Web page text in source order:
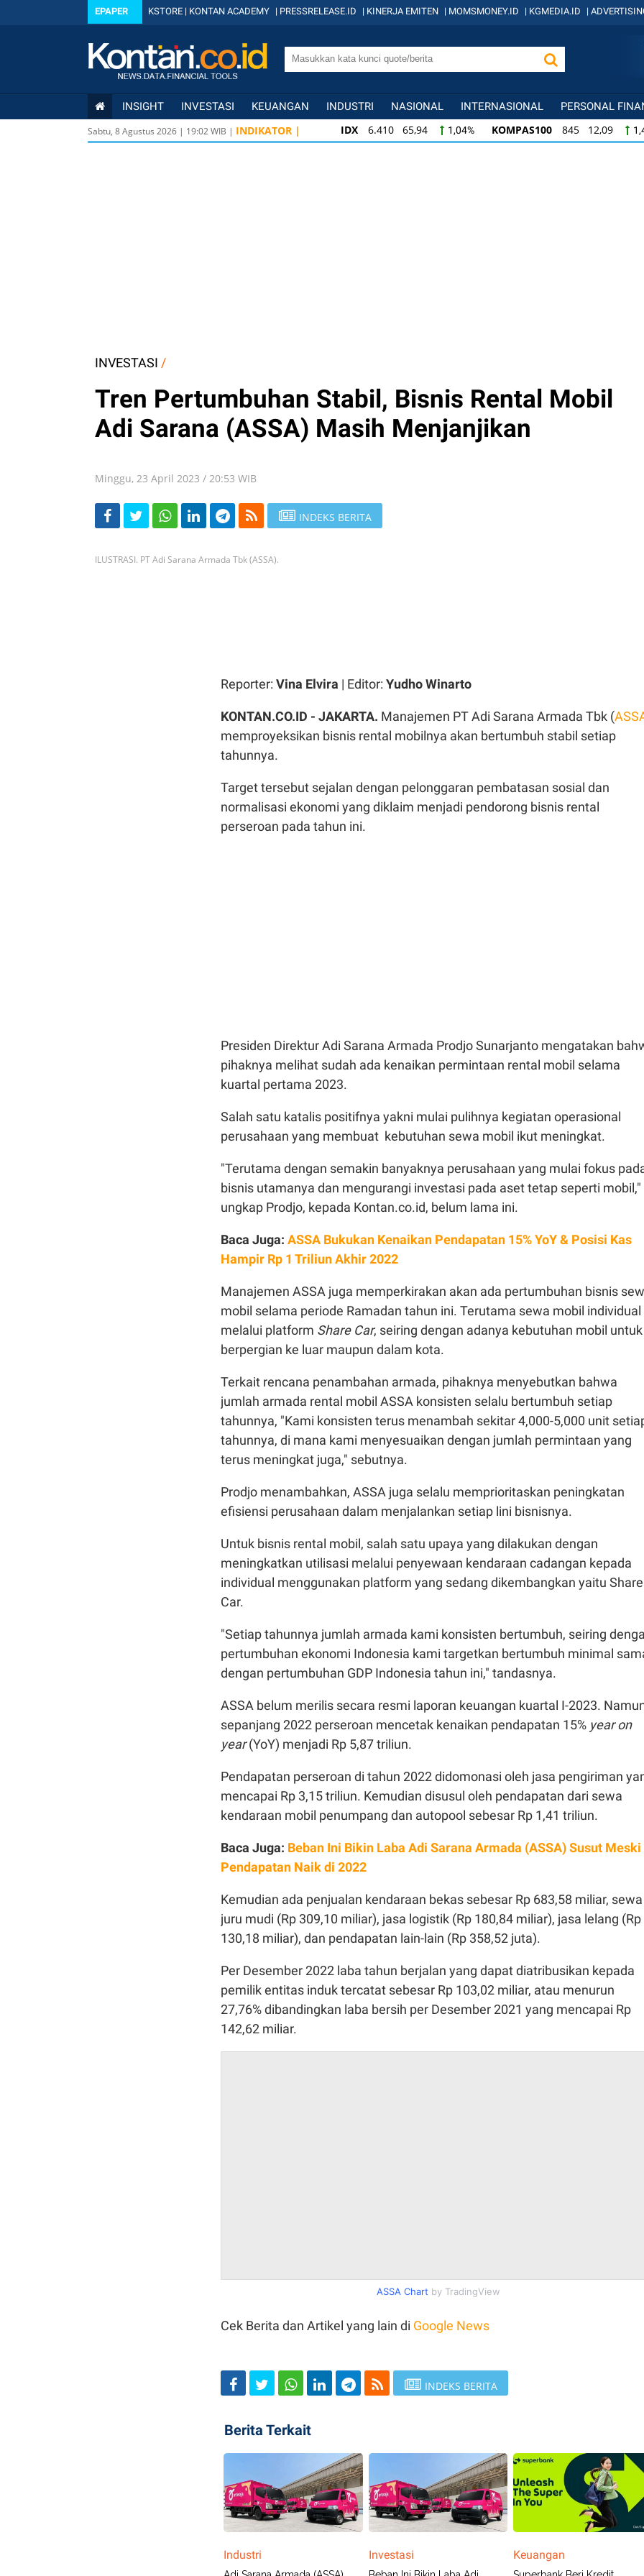
EPAPER KSTORE | KONTAN ACADEMY | PRESSRELEASE.ID | KINERJA EMITEN | MOMSMONEY.ID | KGMEDIA.ID |
INSIGHT INVESTASI KEUANGAN INDUSTRI NASIONAL INTERNASIONAL PERSONAL
Sabtu, 8 Agustus 2026 | 19:02WIB | INDIKATOR | IDX 6.410 65,94 1,04% KOMPAS100 845 12,09
KOMPAS100 845 12,09 1,45% LQ45 640 9,44
INVESTASI /
Tren Pertumbuhan Stabil, Bisnis Rental Mobil
Adi Sarana (ASSA) Masih Menjanjikan
Minggu, 23 April 2023 / 20:53 WIB
INDEKS BERITA
ILUSTRASI. PT Adi Sarana Armada Tbk (ASSA).
Reporter: Vina Elvira | Editor: Yudho Winarto
KONTAN.CO.ID - JAKARTA. Manajemen PT Adi Sarana Armada Tbk (
memproyeksikan bisnis rental mobilnya akan bertumbuh stabil setiap
tahunnya.
Target tersebut sejalan dengan pelonggaran pembatasan sosial dan
normalisasi ekonomi yang diklaim menjadi pendorong bisnis rental
perseroan pada tahun ini.
Presiden Direktur Adi Sarana Armada Prodjo Sunarjanto mengatakan
pihaknya melihat sudah ada kenaikan permintaan rental mobil selama
kuartal pertama 2023.
Salah satu katalis positifnya yakni mulai pulihnya kegiatan operasional
perusahaan yang membuat kebutuhan sewa mobil ikut meningkat.
"Terutama dengan semakin banyaknya perusahaan yang mulai fokus
bisnis utamanya dan mengurangi investasi pada aset tetap seperti mobil,"
ungkap Prodjo, kepada Kontan.co.id, belum lama ini.
Baca Juga: ASSA Bukukan Kenaikan Pendapatan 15% YoY & Posisi Kas
Hampir Rp 1 Triliun Akhir 2022
Manajemen ASSA juga memperkirakan akan ada pertumbuhan bisnis
mobil selama periode Ramadan tahun ini. Terutama sewa mobil individual
melalui platform Share Car, seiring dengan adanya kebutuhan mobil untuk
berpergian ke luar maupun dalam kota.
Terkait rencana penambahan armada, pihaknya menyebutkan bahwa
jumlah armada rental mobil ASSA konsisten selalu bertumbuh setiap
tahunnya, "Kami konsisten terus menambah sekitar 4,000-5,000 unit
tahunnya, di mana kami menyesuaikan dengan jumlah permintaan yang
terus meningkat juga," sebutnya.
Prodjo menambahkan, ASSA juga selalu memprioritaskan peningkatan
efisiensi perusahaan dalam menjalankan setiap lini bisnisnya.
Untuk bisnis rental mobil, salah satu upaya yang dilakukan dengan
meningkatkan utilisasi melalui penyewaan kendaraan cadangan kepada
individual menggunakan platform yang sedang dikembangkan yaitu Share
Car.
"Setiap tahunnya jumlah armada kami konsisten bertumbuh, seiring
pertumbuhan ekonomi Indonesia kami targetkan bertumbuh minimal
dengan pertumbuhan GDP Indonesia tahun ini," tandasnya.
ASSA belum merilis secara resmi laporan keuangan kuartal I-2023.
sepanjang 2022 perseroan mencetak kenaikan pendapatan 15% year on
year(YoY) menjadi Rp 5,87 triliun.
Pendapatan perseroan di tahun 2022 didomonasi oleh jasa pengiriman
mencapai Rp 3,15 triliun. Kemudian disusul oleh pendapatan dari sewa
kendaraan mobil penumpang dan autopool sebesar Rp 1,41 triliun.
Baca Juga: Beban Ini Bikin Laba Adi Sarana Armada (ASSA) Susut Meski
Pendapatan Naik di 2022
Kemudian ada penjualan kendaraan bekas sebesar Rp 683,58 miliar, sewa
juru mudi (Rp 309,10 miliar), jasa logistik (Rp 180,84 miliar), jasa lelang (Rp
130,18 miliar), dan pendapatan lain-lain (Rp 358,52 juta).
Per Desember 2022 laba tahun berjalan yang dapat diatribusikan kepada
pemilik entitas induk tercatat sebesar Rp 103,02 miliar, atau menurun
27,76% dibandingkan laba bersih per Desember 2021 yang mencapai Rp
142,62 miliar.
ASSA Chart by TradingView
Cek Berita dan Artikel yang lain di Google News
INDEKS BERITA
Berita Terkait
Industri Investasi Keuangan